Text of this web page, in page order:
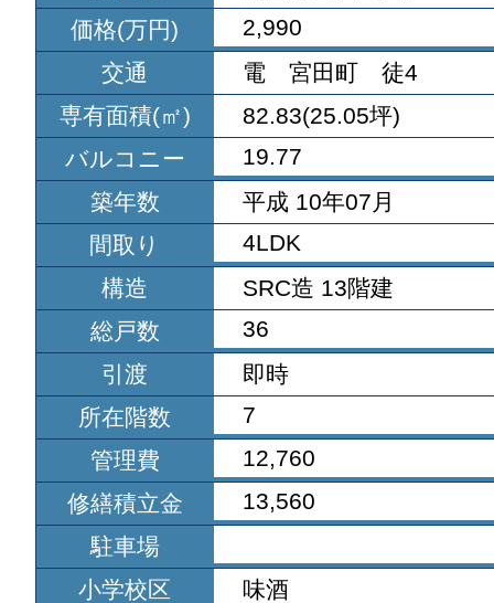
価格(万円)
2,990
交通
電 宮田町 徒4
専有面積(㎡)
82.83(25.05坪)
バルコニー
19.77
築年数
平成 10年07月
間取り
4LDK
構造
SRC造 13階建
総戸数
36
引渡
即時
所在階数
7
管理費
12,760
修繕積立金
13,560
駐車場
小学校区
味酒